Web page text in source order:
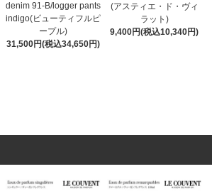
denim 91-B/logger pants
indigo(ビューティフルピ
ープル)
31,500円(税込34,650円)
(アスティエ・ド・ヴィ
ラット)
9,400円(税込10,340円)